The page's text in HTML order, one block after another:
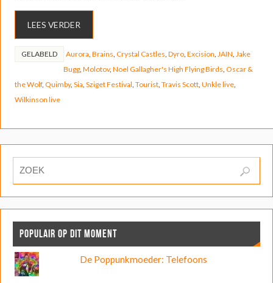
LEES VERDER
GELABELD Aurora Brains Crystal Castles Dyro, Excision JAIN Jake
Bugg, Molotov, Noel Gallagher's High Flying Birds Oscar &
the Wolf, Quimby, Sia Sziget Festival Tourist, Travis Scott, Unkle live,
Wilkinson live
POPULAIR OP DIT MOMENT
De Poppunkmoeder: Telefoons